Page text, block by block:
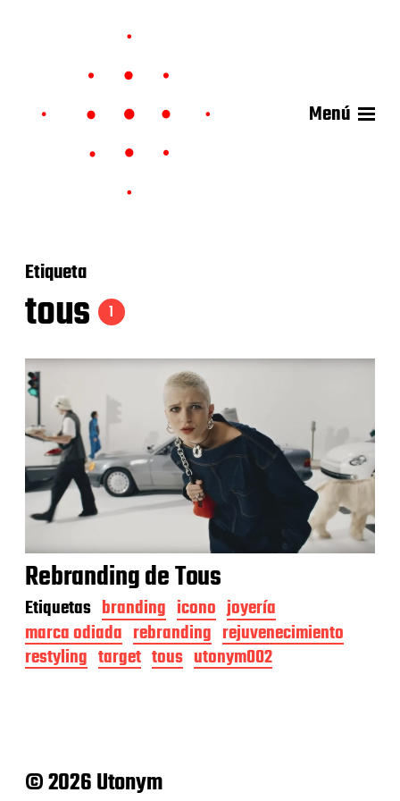
Menú
Etiqueta
tous 1
Rebranding de Tous
Etiquetas branding icono joyería
marca odiada rebranding rejuvenecimiento
restyling target tous utonym002
© 2026 Utonym